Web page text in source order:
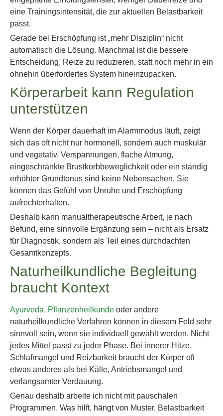
eine Trainingsintensität, die zur aktuellen Belastbarkeit
passt.
Gerade bei Erschöpfung ist „mehr Disziplin“ nicht
automatisch die Lösung. Manchmal ist die bessere
Entscheidung, Reize zu reduzieren, statt noch mehr in ein
ohnehin überfordertes System hineinzupacken.
Körperarbeit kann Regulation
unterstützen
Wenn der Körper dauerhaft im Alarmmodus läuft, zeigt
sich das oft nicht nur hormonell, sondern auch muskulär
und vegetativ. Verspannungen, flache Atmung,
eingeschränkte Brustkorbbeweglichkeit oder ein ständig
erhöhter Grundtonus sind keine Nebensachen. Sie
können das Gefühl von Unruhe und Erschöpfung
aufrechterhalten.
Deshalb kann manualtherapeutische Arbeit, je nach
Befund, eine sinnvolle Ergänzung sein – nicht als Ersatz
für Diagnostik, sondern als Teil eines durchdachten
Gesamtkonzepts.
Naturheilkundliche Begleitung
braucht Kontext
Ayurveda, Pflanzenheilkunde oder andere
naturheilkundliche Verfahren können in diesem Feld sehr
sinnvoll sein, wenn sie individuell gewählt werden. Nicht
jedes Mittel passt zu jeder Phase. Bei innerer Hitze,
Schlafmangel und Reizbarkeit braucht der Körper oft
etwas anderes als bei Kälte, Antriebsmangel und
verlangsamter Verdauung.
Genau deshalb arbeite ich nicht mit pauschalen
Programmen. Was hilft, hängt von Muster, Belastbarkeit